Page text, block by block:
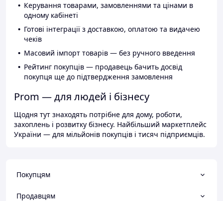
Керування товарами, замовленнями та цінами в
одному кабінеті
Готові інтеграції з доставкою, оплатою та видачею
чеків
Масовий імпорт товарів — без ручного введення
Рейтинг покупців — продавець бачить досвід
покупця ще до підтвердження замовлення
Prom — для людей і бізнесу
Щодня тут знаходять потрібне для дому, роботи,
захоплень і розвитку бізнесу. Найбільший маркетплейс
України — для мільйонів покупців і тисяч підприємців.
Покупцям
Продавцям